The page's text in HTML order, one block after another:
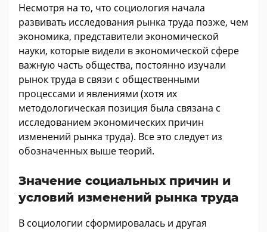
Несмотря на то, что социология начала
развивать исследования рынка труда позже, чем
экономика, представители экономической
науки, которые видели в экономической сфере
важную часть общества, постоянно изучали
рынок труда в связи с общественными
процессами и явлениями (хотя их
методологическая позиция была связана с
исследованием экономических причин
изменений рынка труда). Все это следует из
обозначенных выше теорий.
Значение социальных причин и
условий изменений рынка труда
В социологии сформировалась и другая